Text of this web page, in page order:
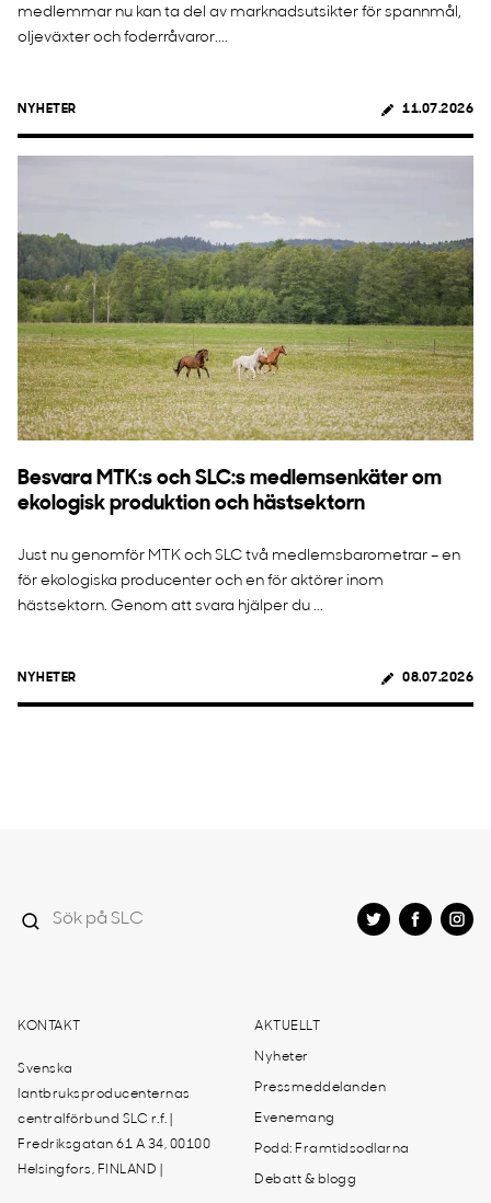
medlemmar nu kan ta del av marknadsutsikter för spannmål,
oljeväxter och foderråvaror....
NYHETER 11.07.2026
Besvara MTK:s och SLC:s medlemsenkäter om
ekologisk produktion och hästsektorn
Just nu genomför MTK och SLC två medlemsbarometrar – en
för ekologiska producenter och en för aktörer inom
hästsektorn. Genom att svara hjälper du ...
NYHETER 08.07.2026
KONTAKT
Svenska
lantbruksproducenternas
centralförbund SLC r.f. |
Fredriksgatan 61 A 34, 00100
Helsingfors, FINLAND |
AKTUELLT
Nyheter
Pressmeddelanden
Evenemang
Podd: Framtidsodlarna
Debatt & blogg